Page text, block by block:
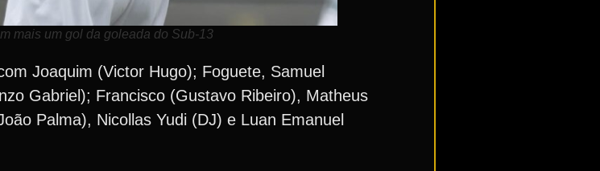
mais um gol da goleada do Sub-13
Joaquim (Victor Hugo); Foguete, Samuel
Gabriel); Francisco (Gustavo Ribeiro), Matheus
Palma), Nicollas Yudi (DJ) e Luan Emanuel